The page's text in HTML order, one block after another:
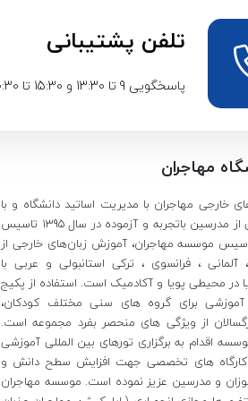
تلفن پشتیبانی
پاسخگویی 9 تا 13:30 و 15:30 تا 20:30
مهاجران
خارجی مهاجران با مدیریت اساتید دانشگاه و با
همکاری گروهی از مدرسین باتجربه و آزموده در سال 1395 تاسیس
موسسه مهاجران، آموزش زبان‌های خارجی از
آلمانی ، فرانسوی ، ترکی استانبولی و عربی با
در محیطی پویا و آکادمیک است. استفاده از پکیج
برای گروه های سنی مختلف کودکان،
از ویژگی های منحصر بفرد مجموعه است.
اقدام به برگزاری تورهای بین المللی آموزشی
کارگاه های تخصصی جهت افزایش سطح دانش و
و مدرسین عزیز نموده است. موسسه مهاجران